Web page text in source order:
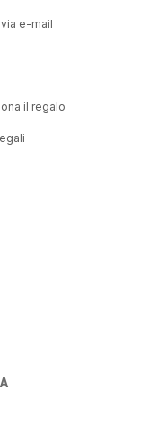
e-mail
il regalo